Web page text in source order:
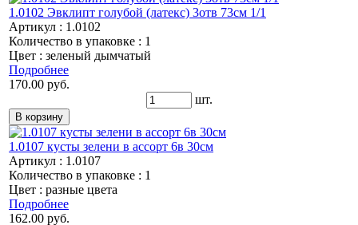
1.0102 Эвклипт голубой (латекс) 3отв 73см 1/1
Артикул : 1.0102
Количество в упаковке : 1
Цвет : зеленый дымчатый
Подробнее
170.00 руб.
шт.
1.0107 кусты зелени в ассорт 6в 30см
Артикул : 1.0107
Количество в упаковке : 1
Цвет : разные цвета
Подробнее
162.00 руб.